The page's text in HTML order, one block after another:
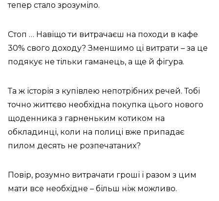
тепер стало зрозуміло.
Стоп … Навіщо ти витрачаєш на походи в кафе
30% свого доходу? Зменшимо ці витрати – за це
подякує не тільки гаманець, а ще й фігура.
Та ж історія з купівлею непотрібних речей. Тобі
точно життєво необхідна покупка цього нового
щоденника з гарненьким котиком на
обкладинці, коли на полиці вже припадає
пилом десять не розпечатаних?
Повір, розумно витрачати гроші і разом з цим
мати все необхідне – більш ніж можливо.